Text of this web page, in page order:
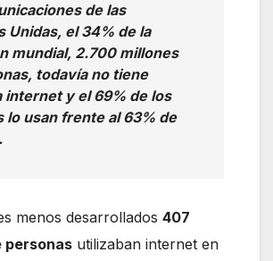
de las
Unidas, el 34% de la
mundial, 2.700 millones
todavía no tiene
internet y el 69% de los
lo usan frente al 63% de
menos desarrollados 407
personas utilizaban internet en